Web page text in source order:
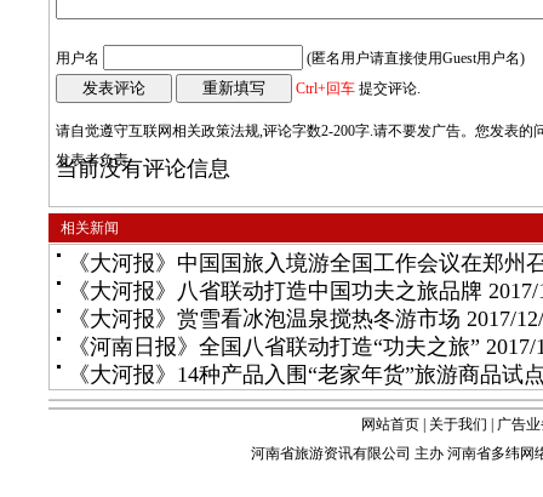
用户名
(匿名用户请直接使用Guest用户名)
Ctrl+回车 提交评论.
请自觉遵守互联网相关政策法规,评论字数2-200字.请不要发广告。您发表的
发表者负责
当前没有评论信息
相关新闻
《大河报》中国国旅入境游全国工作会议在郑州
《大河报》八省联动打造中国功夫之旅品牌
《大河报》赏雪看冰泡温泉搅热冬游市场 2017/
《河南日报》全国八省联动打造“功夫之旅” 2017/
《大河报》14种产品入围“老家年货”旅游商品试
网站首页 关于我们
广告
河南省旅游资讯有限公司 主办 河南省多纬